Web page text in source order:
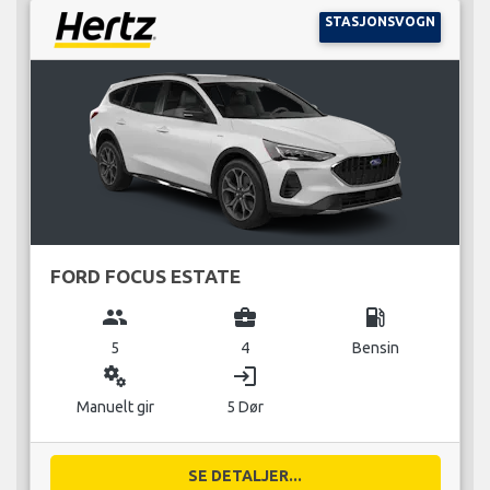
STASJONSVOGN
FORD FOCUS ESTATE
group
5
business_center
4
local_gas_station
Bensin
miscellaneous_services
Manuelt gir
login
5 Dør
SE DETALJER...